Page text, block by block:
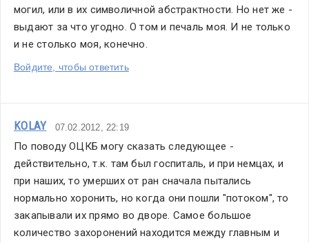
могил, или в их символичной абстрактности. Но нет же -
выдают за что угодно. О том и печаль моя. И не только
и не столько моя, конечно.
Войдите, чтобы ответить
KOLAY 07.02.2012, 22:19
По поводу ОЦКБ могу сказать следующее -
действительно, т.к. там был госпиталь, и при немцах, и
при наших, то умерших от ран сначала пытались
нормально хоронить, но когда они пошли "потоком", то
закапывали их прямо во дворе. Самое большое
количество захоронений находится между главным и